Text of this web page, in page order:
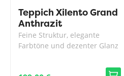
Teppich Xilento Grand
Anthrazit
Feine Struktur, elegante
Farbtöne und dezenter Glanz